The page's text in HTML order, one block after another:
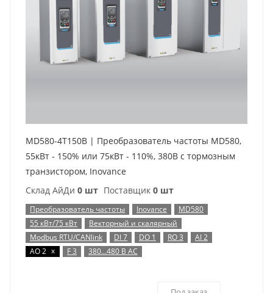
MD580-4T150B | Преобразователь частоты MD580,
55кВт - 150% или 75кВт - 110%, 380В с тормозным
транзистором, Inovance
Склад АйДи 0 шт Поставщик 0 шт
Преобразователь частоты Inovance
MD580
55 кВт/75 кВт
Векторный и скалярный
Modbus RTU/CANlink
DI 7 DO 1 RO 3
AI 2
AO 2 x F 3 380…480 В AC